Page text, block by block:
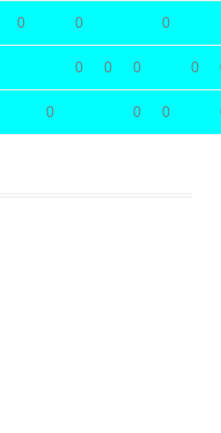
0 0 0
0 0 0 0
0 0 0